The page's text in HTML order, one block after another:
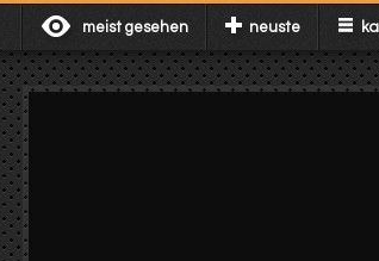
meist gesehen neuste